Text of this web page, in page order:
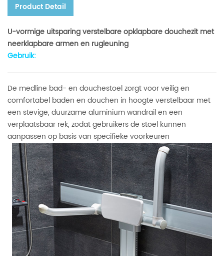
Product Detail
U-vormige uitsparing verstelbare opklapbare douchezit met
neerklapbare armen en rugleuning
Gebruik:
De medline bad- en douchestoel zorgt voor veilig en
comfortabel baden en douchen in hoogte verstelbaar met
een stevige, duurzame aluminium wandrail en een
verplaatsbaar rek, zodat gebruikers de stoel kunnen
aanpassen op basis van specifieke voorkeuren